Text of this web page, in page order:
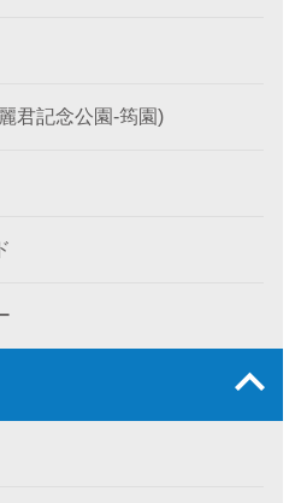
君記念公園-筠園)